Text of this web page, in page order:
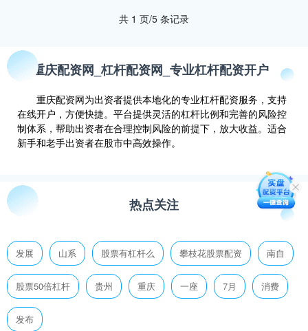
共 1 页/5 条记录
重庆配资网_杠杆配资网_专业杠杆配资开户
重庆配资网为出资者提供本地化的专业杠杆配资服务，支持
在线开户，方便快捷。平台提供灵活的杠杆比例和完善的风险控
制体系，帮助出资者在合理控制风险的前提下，放大收益。适合
新手和老手出资者在股市中高效操作。
热点关注
发展 山系 股票有杠杆么 攀枝花股票配资 南自
股票50倍杠杆 贵州 重庆 一座 7月 消费
发布